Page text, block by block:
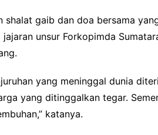
shalat gaib dan doa bersama
unsur Forkopimda
yang meninggal dunia
yang ditinggalkan tegar.
katanya.